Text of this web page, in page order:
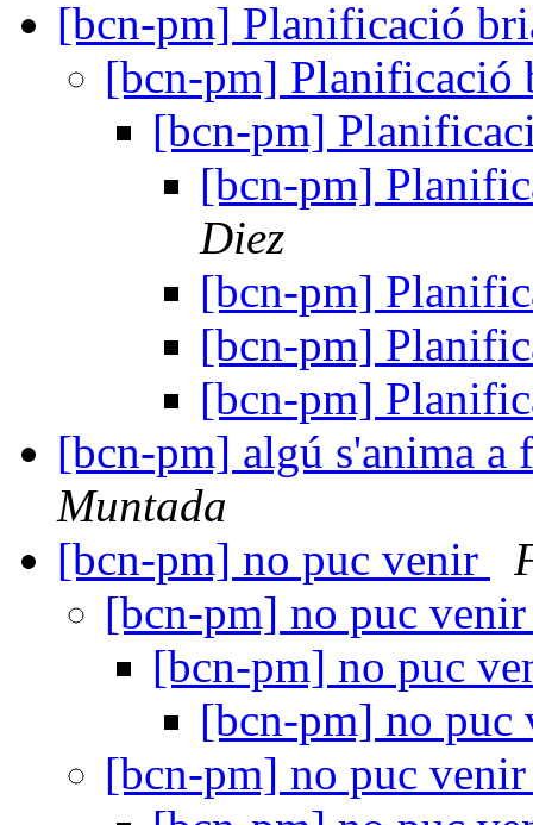
[bcn-pm] Planificació
[bcn-pm]
[bcn-pm]
[bcn-pm]
Diez
[bcn-pm]
[bcn-pm]
[bcn-pm]
[bcn-pm] algú s'anima
Muntada
[bcn-pm] no puc venir
[bcn-pm] no puc
[bcn-pm] no puc
[bcn-pm] no
[bcn-pm] no puc